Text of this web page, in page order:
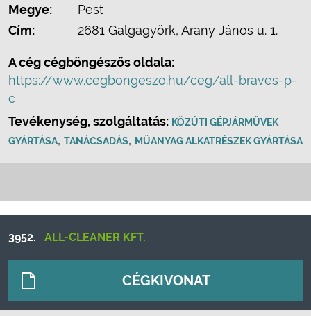
Megye:
Pest
Cím:
2681 Galgagyörk, Arany János u. 1.
A cég cégböngészős oldala:
https://www.cegbongeszo.hu/ceg/all-braves-p-
c
Tevékenység, szolgáltatás: KÖZÚTI GÉPJÁRMŰVEK
GYÁRTÁSA, TANÁCSADÁS, MŰANYAG ALKATRÉSZEK GYÁRTÁSA
3952. ALL-CLEANER KFT.
CÉGKIVONAT